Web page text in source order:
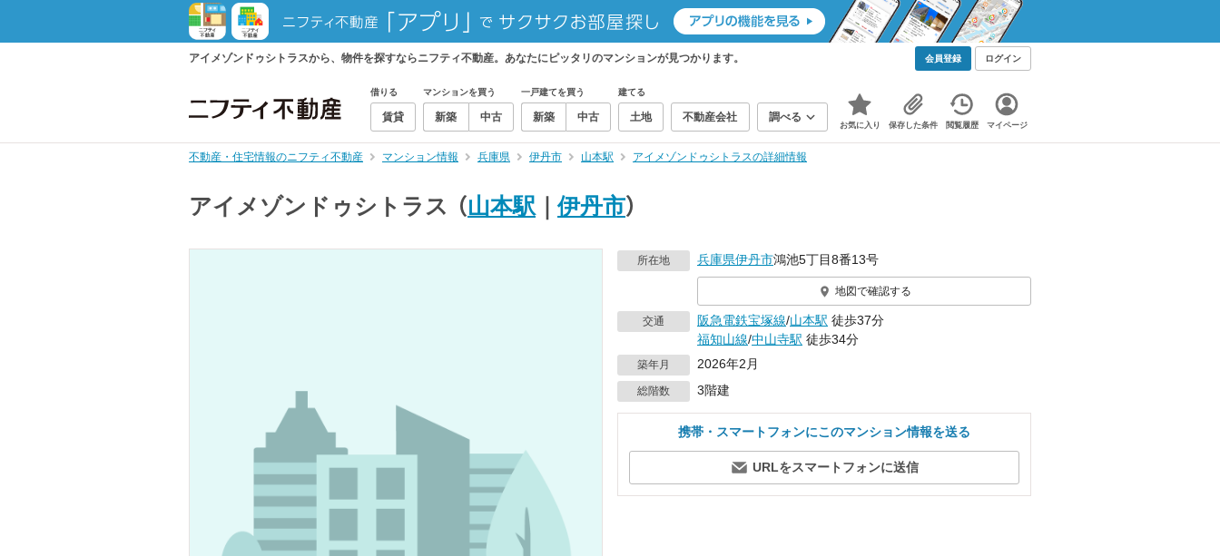
アイメゾンドゥシトラスから、物件を探すならニフティ不動産。あなたにピッタリのマンションが見つかります。 会員登録 ログイン
借りる
賃貸
マンションを買う
新築 中古
一戸建てを買う
新築 中古
建てる
土地 不動産会社 調べる
お気に入り 保存した条件 閲覧履歴 マイページ
不動産・住宅情報のニフティ不動産 マンション情報 兵庫県 伊丹市 山本駅 アイメゾンドゥシトラスの詳細情報
アイメゾンドゥシトラス （山本駅 ｜伊丹市）
所在地 兵庫県伊丹市鴻池5丁目8番13号
地図で確認する
交通 阪急電鉄宝塚線/山本駅 徒歩37分
福知山線/中山寺駅 徒歩34分
築年月 2026年2月
総階数 3階建
携帯・スマートフォンにこのマンション情報を送る
URLをスマートフォンに送信